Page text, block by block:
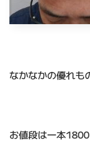
なかなかの優れも
お値段は一本1800